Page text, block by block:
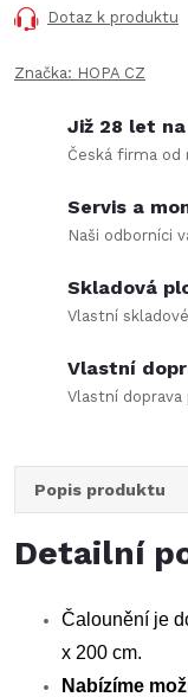
Dotaz k produktu
Značka: HOPA CZ
Již 28 let
Česká firma od
Servis a
Naši odborníci
Skladová
Vlastní
Vlastní
Vlastní doprava
Popis produktu
Detailní
Čalounění je
x 200 cm.
Nabízíme